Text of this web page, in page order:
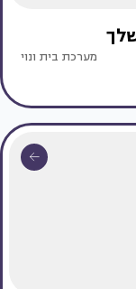
מערכת בית ונוי